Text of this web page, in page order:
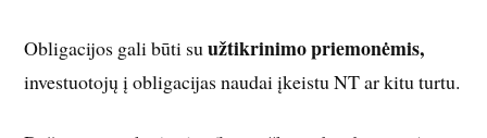
Obligacijos gali būti suužtikrinimo priemonėmis,
investuotojų į obligacijas naudai įkeistu NT ar kitu turtu.